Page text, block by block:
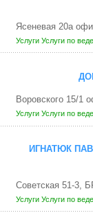
Ясеневая 20а
Услуги Услуги по
Воровского 15/1
Услуги Услуги по
ИГНАТЮК
Советская 51-3,
Услуги Услуги по